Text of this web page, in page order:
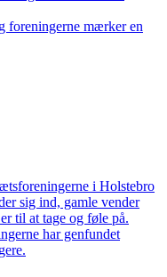
foreningerne mærker en
i Holstebro
sig ind, gamle vender
til at tage og føle på.
har genfundet